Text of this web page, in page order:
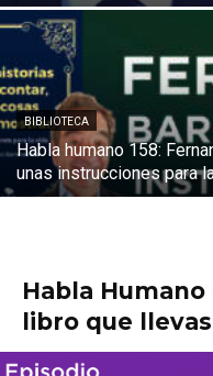
BIBLIOTECA
Habla humano 158:
unas instrucciones para
Habla Humano
libro que